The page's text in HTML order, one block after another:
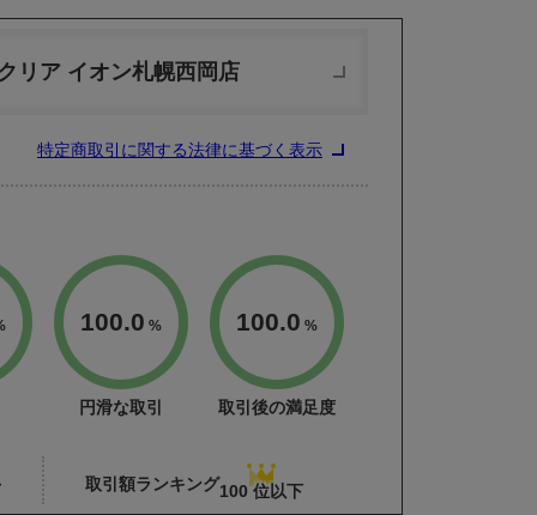
リア イオン札幌西岡店
特定商取引に関する法律に基づく表示
100.0 %
円滑な取引
100.0 %
取引後の満足度
取引額ランキング100 位以下